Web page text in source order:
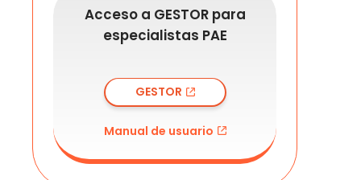
Acceso a GESTOR para
especialistas PAE
GESTOR
Manual de usuario